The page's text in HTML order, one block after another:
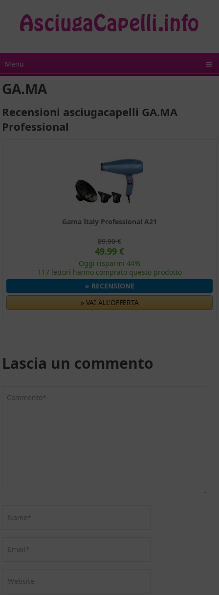
Menu
GA.MA
Recensioni asciugacapelli GA.MA
Professional
Gama Italy Professional A21
89.90 €
49.99 €
Oggi risparmi 44%
117 lettori hanno comprato questo prodotto
» RECENSIONE
» VAI ALL'OFFERTA
Lascia un commento